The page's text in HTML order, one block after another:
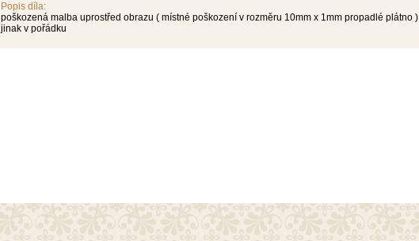
Popis díla:
poškozená malba uprostřed obrazu ( místné poškození v rozměru 10mm x 1mm propadlé plátno )
jinak v pořádku